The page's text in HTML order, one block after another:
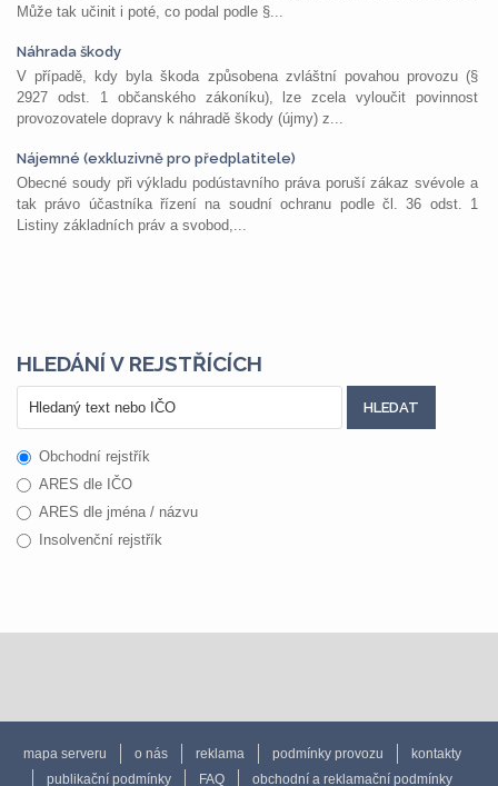
Může tak učinit i poté, co podal podle §...
Náhrada škody
V případě, kdy byla škoda způsobena zvláštní povahou provozu (§
2927 odst. 1 občanského zákoníku), lze zcela vyloučit povinnost
provozovatele dopravy k náhradě škody (újmy) z...
Nájemné (exkluzivně pro předplatitele)
Obecné soudy při výkladu podústavního práva poruší zákaz svévole a
tak právo účastníka řízení na soudní ochranu podle čl. 36 odst. 1
Listiny základních práv a svobod,...
HLEDÁNÍ V REJSTŘÍCÍCH
Obchodní rejstřík
ARES dle IČO
ARES dle jména / názvu
Insolvenční rejstřík
mapa serveru o nás reklama podmínky provozu
kontakty
publikační podmínky
FAQ obchodní a reklamační podmínky